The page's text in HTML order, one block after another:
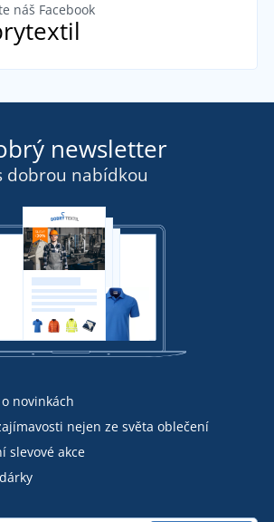
náš Facebook
newsletter
dobrou nabídkou
novinkách
nejen ze světa oblečení
slevové akce